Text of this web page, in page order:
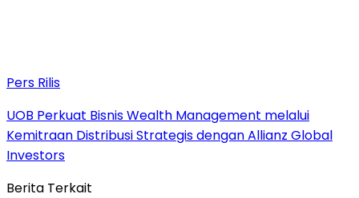
Pers Rilis
UOB Perkuat Bisnis Wealth Management melalui
Kemitraan Distribusi Strategis dengan Allianz Global
Investors
Berita Terkait